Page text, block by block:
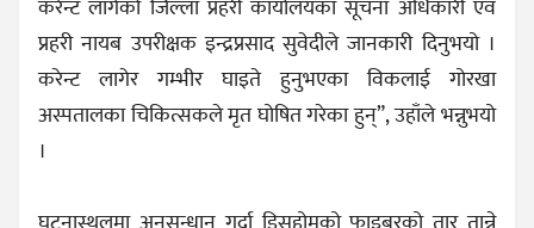
करेन्ट लागेको जिल्ला प्रहरी कार्यालयका सूचना अधिकारी एवं
प्रहरी नायब उपरीक्षक इन्द्रप्रसाद सुवेदीले जानकारी दिनुभयो ।
करेन्ट लागेर गम्भीर घाइते हुनुभएका विकलाई गोरखा
अस्पतालका चिकित्सकले मृत घोषित गरेका हुन्”, उहाँले भन्नुभयो
।